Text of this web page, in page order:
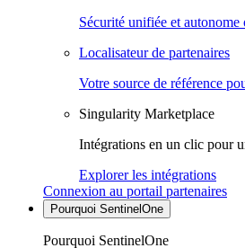
Sécurité unifiée et
Localisateur de partenaires
Votre source de référence
Singularity Marketplace
Intégrations en un clic pour
Explorer les intégrations
Connexion au portail partenaires
Pourquoi SentinelOne
Pourquoi SentinelOne